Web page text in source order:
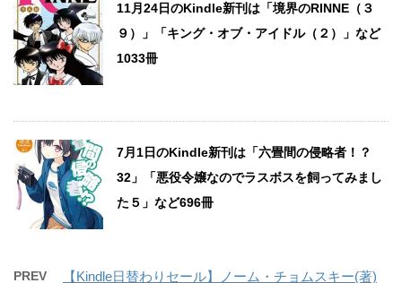
11月24日のKindle新刊は「境界のRINNE（３
９）」「キング・オブ・アイドル（２）」など
1033冊
7月1日のKindle新刊は「六畳間の侵略者！？
32」「悪役令嬢なのでラスボスを飼ってみまし
た５」など696冊
PREV
【Kindle日替わりセール】ノーム・チョムスキー(著)